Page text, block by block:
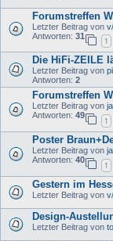
Forumstreffen
Letzter Beitrag von
Antworten: 31
1
Die HiFi-ZEILE
Letzter Beitrag von
Antworten: 2
Forumstreffen
Letzter Beitrag von
Antworten: 49
1
Poster
Letzter Beitrag von
Antworten: 40
1
Gestern im
Letzter Beitrag von
Design-
Letzter Beitrag von